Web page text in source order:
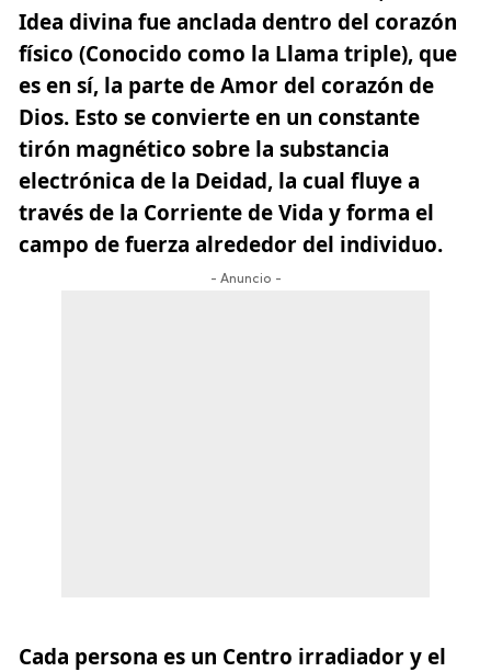
Idea divina fue anclada dentro del corazón
físico (Conocido como la Llama triple), que
es en sí, la parte de Amor del corazón de
Dios. Esto se convierte en un constante
tirón magnético sobre la substancia
electrónica de la Deidad, la cual fluye a
través de la Corriente de Vida y forma el
campo de fuerza alrededor del individuo.
- Anuncio -
Cada persona es un Centro irradiador y el